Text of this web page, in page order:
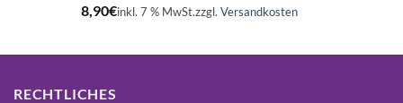
8,90€inkl. 7 % MwSt.zzgl. Versandkosten
RECHTLICHES